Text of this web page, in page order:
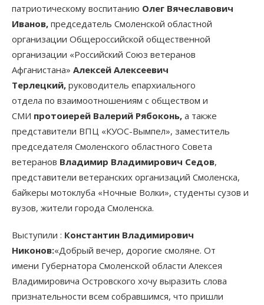
патриотическому воспитанию Олег Вячеславович
Иванов, председатель Смоленской областной
организации Общероссийской общественной
организации «Российский Союз ветеранов
Афганистана» Алексей Алексеевич
Терлецкий, руководитель епархиального
отдела по взаимоотношениям с обществом и
СМИ протоиерей Валерий Рябоконь, а также
представители ВПЦ «КУОС-Вымпел», заместитель
председателя Смоленского областного Совета
ветеранов Владимир Владимирович Седов,
представители ветеранских организаций Смоленска,
байкеры мотоклуба «Ночные Волки», студенты сузов и
вузов, жители города Смоленска.
Выступили : Константин Владимирович
Никонов:«Добрый вечер, дорогие смоляне. От
имени Губернатора Смоленской области Алексея
Владимировича Островского хочу выразить слова
признательности всем собравшимся, что пришли